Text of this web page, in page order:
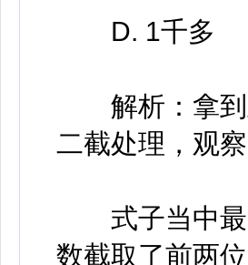
D. 1千多
解析：拿到
二截处理，观察
式子当中最
数截取了前两